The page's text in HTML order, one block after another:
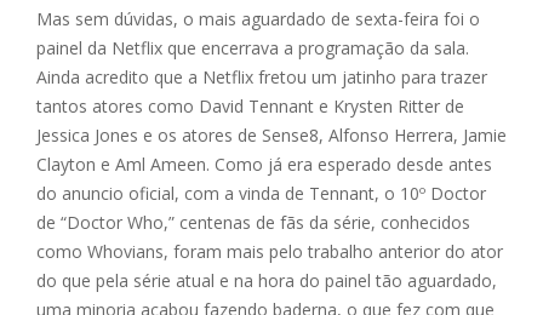
Mas sem dúvidas, o mais aguardado de sexta-feira foi o
painel da Netflix que encerrava a programação da sala.
Ainda acredito que a Netflix fretou um jatinho para trazer
tantos atores como David Tennant e Krysten Ritter de
Jessica Jones e os atores de Sense8, Alfonso Herrera, Jamie
Clayton e Aml Ameen. Como já era esperado desde antes
do anuncio oficial, com a vinda de Tennant, o 10º Doctor
de “Doctor Who,” centenas de fãs da série, conhecidos
como Whovians, foram mais pelo trabalho anterior do ator
do que pela série atual e na hora do painel tão aguardado,
uma minoria acabou fazendo baderna, o que fez com que